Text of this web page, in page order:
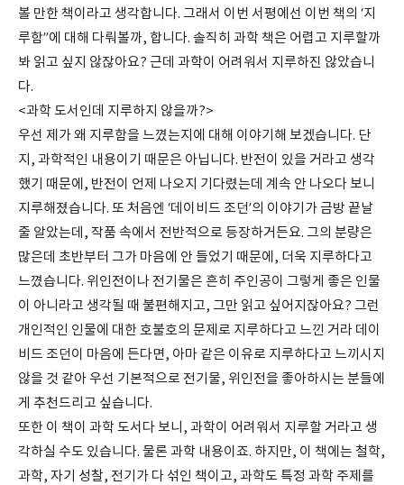
볼 만한 책이라고 생각합니다. 그래서 이번 서평에선 이번 책의 ‘지
루함’’에 대해 다뤄볼까, 합니다. 솔직히 과학 책은 어렵고 지루할까
봐 읽고 싶지 않잖아요? 근데 과학이 어려워서 지루하진 않았습니
다.
<과학 도서인데 지루하지 않을까?>
우선 제가 왜 지루함을 느꼈는지에 대해 이야기해 보겠습니다. 단
지, 과학적인 내용이기 때문은 아닙니다. 반전이 있을 거라고 생각
했기 때문에, 반전이 언제 나오지 기다렸는데 계속 안 나오다 보니
지루해졌습니다. 또 처음엔 ‘데이비드 조던’의 이야기가 금방 끝날
줄 알았는데, 작품 속에서 전반적으로 등장하거든요. 그의 분량은
많은데 초반부터 그가 마음에 안 들었기 때문에, 더욱 지루하다고
느꼈습니다. 위인전이나 전기물은 흔히 주인공이 그렇게 좋은 인물
이 아니라고 생각될 때 불편해지고, 그만 읽고 싶어지잖아요? 그런
개인적인 인물에 대한 호불호의 문제로 지루하다고 느낀 거라 데이
비드 조던이 마음에 든다면, 아마 같은 이유로 지루하다고 느끼시지
않을 것 같아 우선 기본적으로 전기물, 위인전을 좋아하시는 분들에
게 추천드리고 싶습니다.
또한 이 책이 과학 도서다 보니, 과학이 어려워서 지루할 거라고 생
각하실 수도 있습니다. 물론 과학 내용이죠. 하지만, 이 책에는 철학,
과학, 자기 성찰, 전기가 다 섞인 책이고, 과학도 특정 과학 주제를